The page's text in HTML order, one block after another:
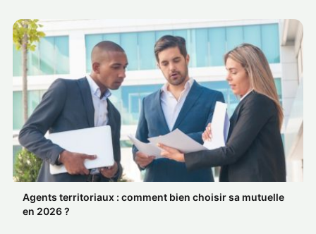
Agents territoriaux : comment bien choisir sa mutuelle
en 2026 ?